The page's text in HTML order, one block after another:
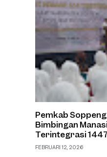
Pemkab
Bimbingan
Terintegrasi
FEBRUARI 12, 2026